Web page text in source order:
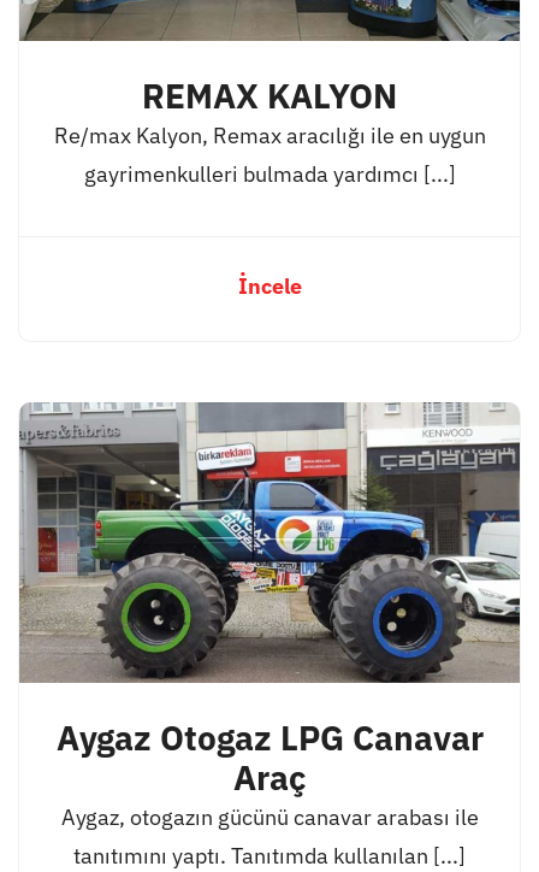
REMAX KALYON
Re/max Kalyon, Remax aracılığı ile en uygun
gayrimenkulleri bulmada yardımcı [...]
İncele
Aygaz Otogaz LPG Canavar
Araç
Aygaz, otogazın gücünü canavar arabası ile
tanıtımını yaptı. Tanıtımda kullanılan [...]